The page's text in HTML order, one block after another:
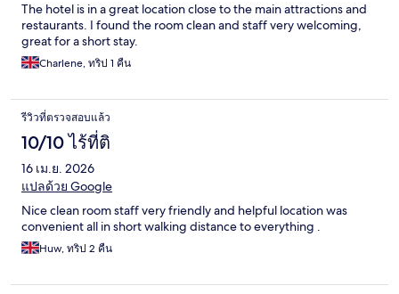
The hotel is in a great location close to the main attractions and
restaurants. I found the room clean and staff very welcoming,
great for a short stay.
Charlene, ทริป 1 คืน
รีวิวที่ตรวจสอบแล้ว
10/10 ไร้ที่ติ
16 เม.ย. 2026
แปลด้วย Google
Nice clean room staff very friendly and helpful location was
convenient all in short walking distance to everything .
Huw, ทริป 2 คืน